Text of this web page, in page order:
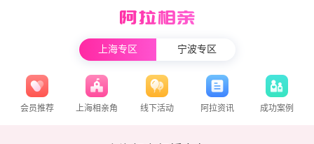
上海专区 宁波专区
会员推荐 上海相亲角 线下活动 阿拉资讯 成功案例